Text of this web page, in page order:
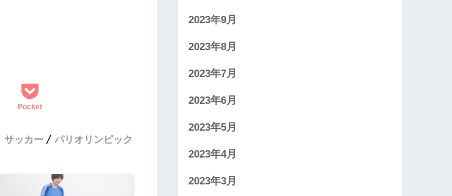
Pocket
サッカー パリオリンピック
2023年9月
2023年8月
2023年7月
2023年6月
2023年5月
2023年4月
2023年3月